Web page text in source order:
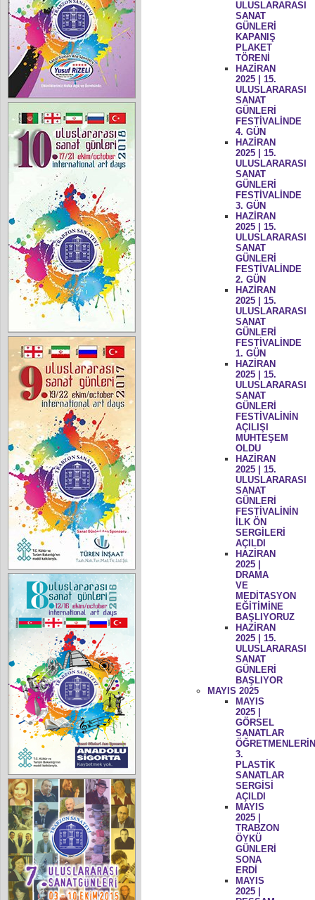
ULUSLARARASI
SANAT
GÜNLERİ
KAPANIŞ
PLAKET
TÖRENİ
HAZİRAN
2025 | 15.
ULUSLARARASI
SANAT
GÜNLERİ
FESTİVALİNDE
4. GÜN
HAZİRAN
2025 | 15.
ULUSLARARASI
SANAT
GÜNLERİ
FESTİVALİNDE
3. GÜN
HAZİRAN
2025 | 15.
ULUSLARARASI
SANAT
GÜNLERİ
FESTİVALİNDE
2. GÜN
HAZİRAN
2025 | 15.
ULUSLARARASI
SANAT
GÜNLERİ
FESTİVALİNDE
1. GÜN
HAZİRAN
2025 | 15.
ULUSLARARASI
SANAT
GÜNLERİ
FESTİVALİNİN
AÇILIŞI
MUHTEŞEM
OLDU
HAZİRAN
2025 | 15.
ULUSLARARASI
SANAT
GÜNLERİ
FESTİVALİNİN
İLK ÖN
SERGİLERİ
AÇILDI
HAZİRAN
2025 |
DRAMA
VE
MEDİTASYON
EĞİTİMİNE
BAŞLIYORUZ
HAZİRAN
2025 | 15.
ULUSLARARASI
SANAT
GÜNLERİ
BAŞLIYOR
MAYIS 2025
MAYIS
2025 |
GÖRSEL
SANATLAR
3.
PLASTİK
SANATLAR
SERGİSİ
AÇILDI
MAYIS
2025 |
TRABZON
ÖYKÜ
GÜNLERİ
SONA
ERDİ
MAYIS
2025 |